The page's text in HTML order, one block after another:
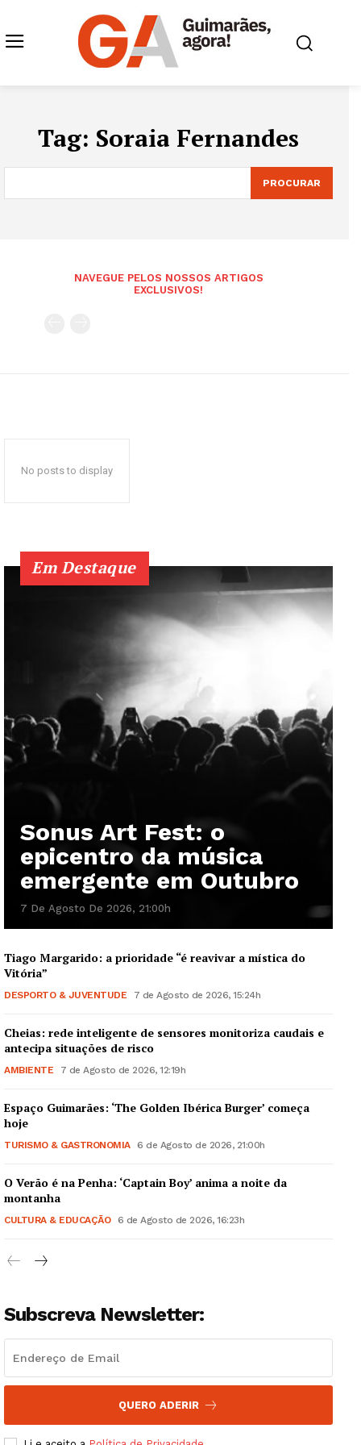
Guimarães, agora!
Institucional
Artigos
Edição Digital
Grande Entrevista
Tag: Soraia Fernandes
PROCURAR
NAVEGUE PELOS NOSSOS ARTIGOS
EXCLUSIVOS!
No posts to display
Em Destaque
Sonus Art Fest: o
epicentro da música
emergente em Outubro
7 De Agosto De 2026, 21:00h
Tiago Margarido: a prioridade “é reavivar a mística do
Vitória”
DESPORTO & JUVENTUDE 7 de Agosto de 2026, 15:24h
Cheias: rede inteligente de sensores monitoriza caudais e
antecipa situações de risco
AMBIENTE 7 de Agosto de 2026, 12:19h
Espaço Guimarães: ‘The Golden Ibérica Burger’ começa
hoje
TURISMO & GASTRONOMIA 6 de Agosto de 2026, 21:00h
O Verão é na Penha: ‘Captain Boy’ anima a noite da
montanha
CULTURA & EDUCAÇÃO 6 de Agosto de 2026, 16:23h
Subscreva Newsletter:
QUERO ADERIR